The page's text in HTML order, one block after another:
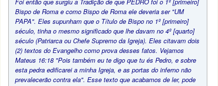
Bispo de Roma e como Bispo de Roma ele deveria ser "UM
PAPA". Eles supunham que o Título de Bispo no 1º [primeiro]
século, tinha o mesmo significado que lhe davam no 4º [quarto]
século (Patriarca ou Chefe Supremo da Igreja). Eles citavam dois
(2) textos do Evangelho como prova desses fatos. Vejamos
Mateus 16:18 "Pois também eu te digo que tu és Pedro, e sobre
esta pedra edificarei a minha Igreja, e as portas do inferno não
prevalecerão contra ela". Esse texto que acabamos de ler, pode